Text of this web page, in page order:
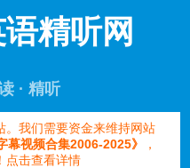
精听网
· 精听
。我们需要资金来维持网站
幕视频合集2006-2025》
，
点击查看详情